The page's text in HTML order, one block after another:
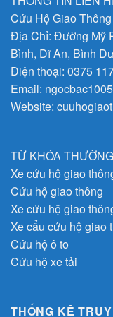
Cứu Hộ Giao
Địa Chỉ: Đường Mỹ
Bình, Dĩ An, Bình
Điện thoại: 0375
Email:
Website:
TỪ KHÓA
Xe cứu hộ giao
Cứu hộ giao thông
Xe cứu hộ giao
Xe cẩu cứu hộ giao
Cứu hộ ô to
Cứu hộ xe tải
THỐNG KÊ